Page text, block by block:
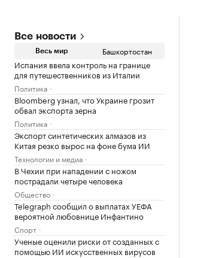
Все новости
Весь мир Башкортостан
Испания ввела контроль на границе
для путешественников из Италии
Политика
Bloomberg узнал, что Украине грозит
обвал экспорта зерна
Политика
Экспорт синтетических алмазов из
Китая резко вырос на фоне бума ИИ
Технологии и медиа
В Чехии при нападении с ножом
пострадали четыре человека
Общество
Telegraph сообщил о выплатах УЕФА
вероятной любовнице Инфантино
Спорт
Ученые оценили риски от созданных с
помощью ИИ искусственных вирусов